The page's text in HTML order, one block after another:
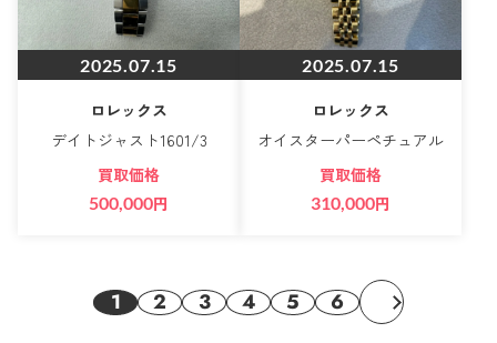
2025.07.15
ロレックス
デイトジャスト1601/3
買取価格
500,000円
2025.07.15
ロレックス
オイスターパーペチュアル
買取価格
310,000円
1 2 3 4 5 6